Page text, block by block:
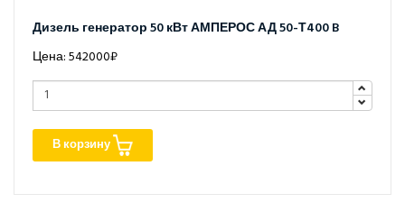
Дизель генератор 50 кВт АМПЕРОС АД 50-Т400 B
Цена: 542000₽
В корзину